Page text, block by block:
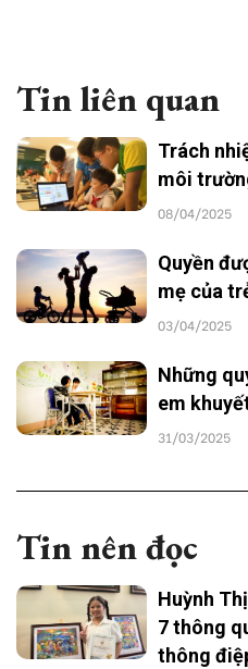
Tin liên quan
Trách
môi
08/04/2025
Quyền
mẹ của
03/04/2025
Những
em
31/03/2025
Tin nên đọc
Huỳnh
7 thông
thông